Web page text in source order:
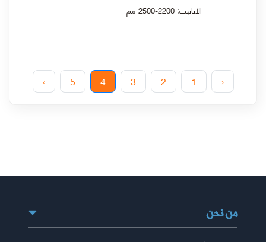
الأنابيب: 2200-2500 مم
‹
1
2
3
4
5
›
من نحن